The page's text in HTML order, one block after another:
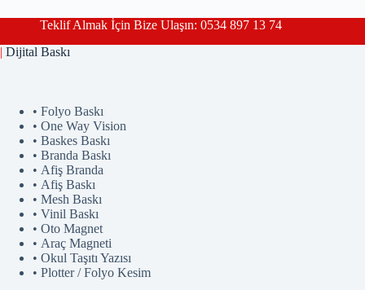
Teklif Almak İçin Bize Ulaşın: 0534 897 13 74
| Dijital Baskı
• Folyo Baskı
• One Way Vision
• Baskes Baskı
• Branda Baskı
• Afiş Branda
• Afiş Baskı
• Mesh Baskı
• Vinil Baskı
• Oto Magnet
• Araç Magneti
• Okul Taşıtı Yazısı
• Plotter / Folyo Kesim